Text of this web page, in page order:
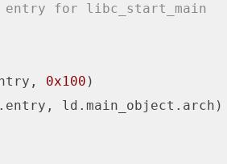
entry for libc_start_main
0x100